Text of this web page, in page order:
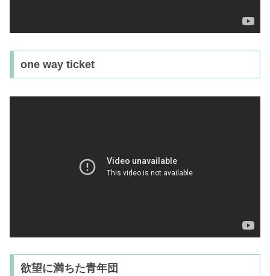
one way ticket
欲望に満ちた青年団